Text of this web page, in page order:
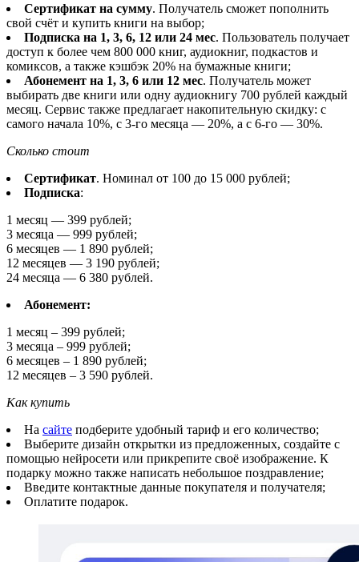
Сертификат на сумму. Получатель сможет пополнить
свой счёт и купить книги на выбор;
Подписка на 1, 3, 6, 12 или 24 мес. Пользователь получает
доступ к более чем 800 000 книг, аудиокниг, подкастов и
комиксов, а также кэшбэк 20% на бумажные книги;
Абонемент на 1, 3, 6 или 12 мес. Получатель может
выбирать две книги или одну аудиокнигу 700 рублей каждый
месяц. Сервис также предлагает накопительную скидку: с
самого начала 10%, с 3-го месяца — 20%, а с 6-го — 30%.
Сколько стоит
Сертификат. Номинал от 100 до 15 000 рублей;
Подписка:
1 месяц — 399 рублей;
3 месяца — 999 рублей;
6 месяцев — 1 890 рублей;
12 месяцев — 3 190 рублей;
24 месяца — 6 380 рублей.
Абонемент:
1 месяц – 399 рублей;
3 месяца – 999 рублей;
6 месяцев – 1 890 рублей;
12 месяцев – 3 590 рублей.
Как купить
На сайте подберите удобный тариф и его количество;
Выберите дизайн открытки из предложенных, создайте с
помощью нейросети или прикрепите своё изображение. К
подарку можно также написать небольшое поздравление;
Введите контактные данные покупателя и получателя;
Оплатите подарок.